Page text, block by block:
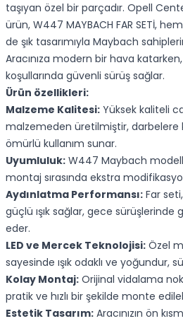
taşıyan özel bir parçadır. Opell
ürün, W447 MAYBACH FAR SETİ,
de şık tasarımıyla Maybach
Aracınıza modern bir hava
koşullarında güvenli sürüş sağlar.
Ürün özellikleri:
Malzeme Kalitesi: Yüksek kaliteli
malzemeden üretilmiştir, darbelere
ömürlü kullanım sunar.
Uyumluluk: W447 Maybach
montaj sırasında ekstra
Aydınlatma Performansı: Far
güçlü ışık sağlar, gece sürüşlerinde
eder.
LED ve Mercek Teknolojisi: Özel
sayesinde ışık odaklı ve yoğundur,
Kolay Montaj: Orijinal vidalama
pratik ve hızlı bir şekilde monte
Estetik Tasarım: Aracınızın ön